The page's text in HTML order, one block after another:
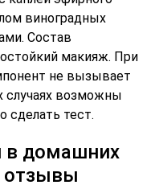
виноградных
Состав
макияж. При
не вызывает
случаях возможны
сделать тест.
в домашних
отзывы